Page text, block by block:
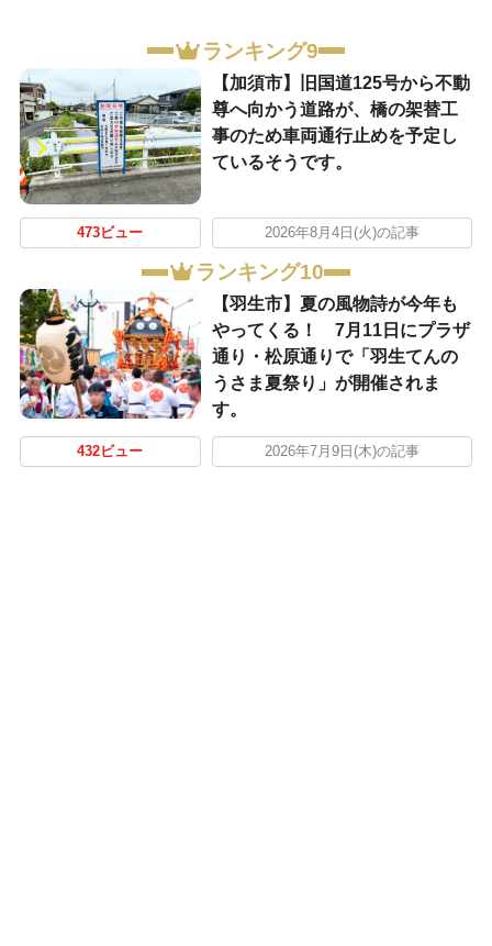
ランキング9
【加須市】旧国道125号から不動
尊へ向かう道路が、橋の架替工
事のため車両通行止めを予定し
ているそうです。
473ビュー 2026年8月4日(火)の記事
ランキング10
【羽生市】夏の風物詩が今年も
やってくる！ 7月11日にプラザ
通り・松原通りで「羽生てんの
うさま夏祭り」が開催されま
す。
432ビュー 2026年7月9日(木)の記事